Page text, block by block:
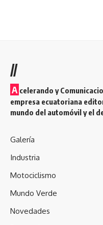
//
A celerando y
empresa ecuatoriana
mundo del automóvil y el
Galería
Industria
Motociclismo
Mundo Verde
Novedades